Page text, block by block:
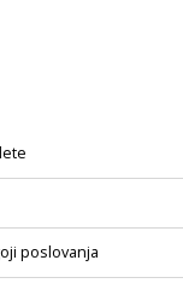
poslovanja